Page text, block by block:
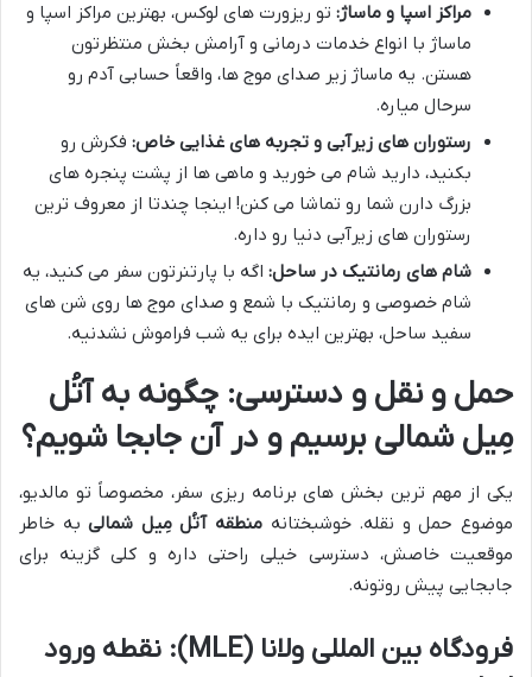
مراکز اسپا و ماساژ: تو ریزورت های لوکس، بهترین مراکز اسپا و
ماساژ با انواع خدمات درمانی و آرامش بخش منتظرتون
هستن. یه ماساژ زیر صدای موج ها، واقعاً حسابی آدم رو
سرحال میاره.
رستوران های زیرآبی و تجربه های غذایی خاص: فکرش رو
بکنید، دارید شام می خورید و ماهی ها از پشت پنجره های
بزرگ دارن شما رو تماشا می کنن! اینجا چندتا از معروف ترین
رستوران های زیرآبی دنیا رو داره.
شام های رمانتیک در ساحل: اگه با پارتنرتون سفر می کنید، یه
شام خصوصی و رمانتیک با شمع و صدای موج ها روی شن های
سفید ساحل، بهترین ایده برای یه شب فراموش نشدنیه.
حمل و نقل و دسترسی: چگونه به آتُل
مِیل شمالی برسیم و در آن جابجا شویم؟
یکی از مهم ترین بخش های برنامه ریزی سفر، مخصوصاً تو مالدیو،
موضوع حمل و نقله. خوشبختانه منطقه آتُل مِیل شمالیبه خاطر
موقعیت خاصش، دسترسی خیلی راحتی داره و کلی گزینه برای
جابجایی پیش روتونه.
فرودگاه بین المللی ولانا (MLE): نقطه ورود